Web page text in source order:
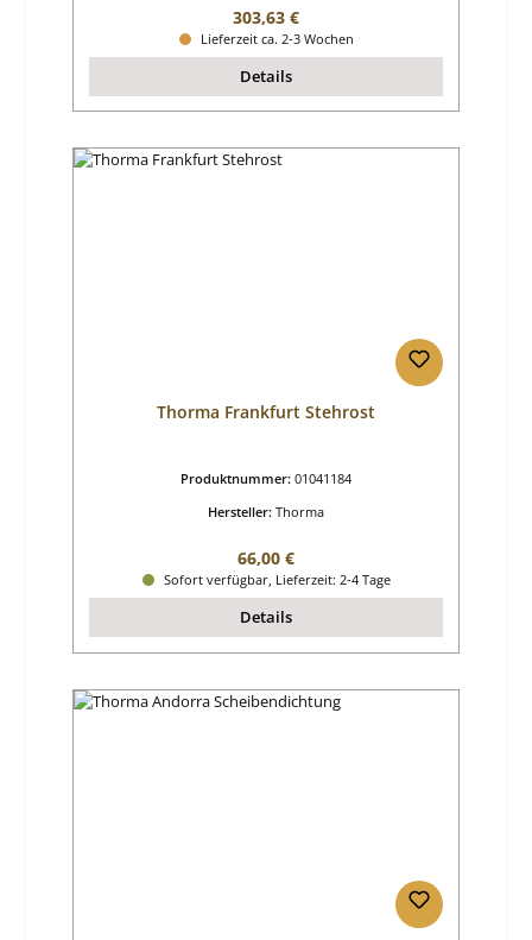
Regulärer Preis:
303,63 €
Lieferzeit ca. 2-3 Wochen
Details
Thorma Frankfurt Stehrost
Produktnummer: 01041184
Hersteller: Thorma
Regulärer Preis:
66,00 €
Sofort verfügbar, Lieferzeit: 2-4 Tage
Details